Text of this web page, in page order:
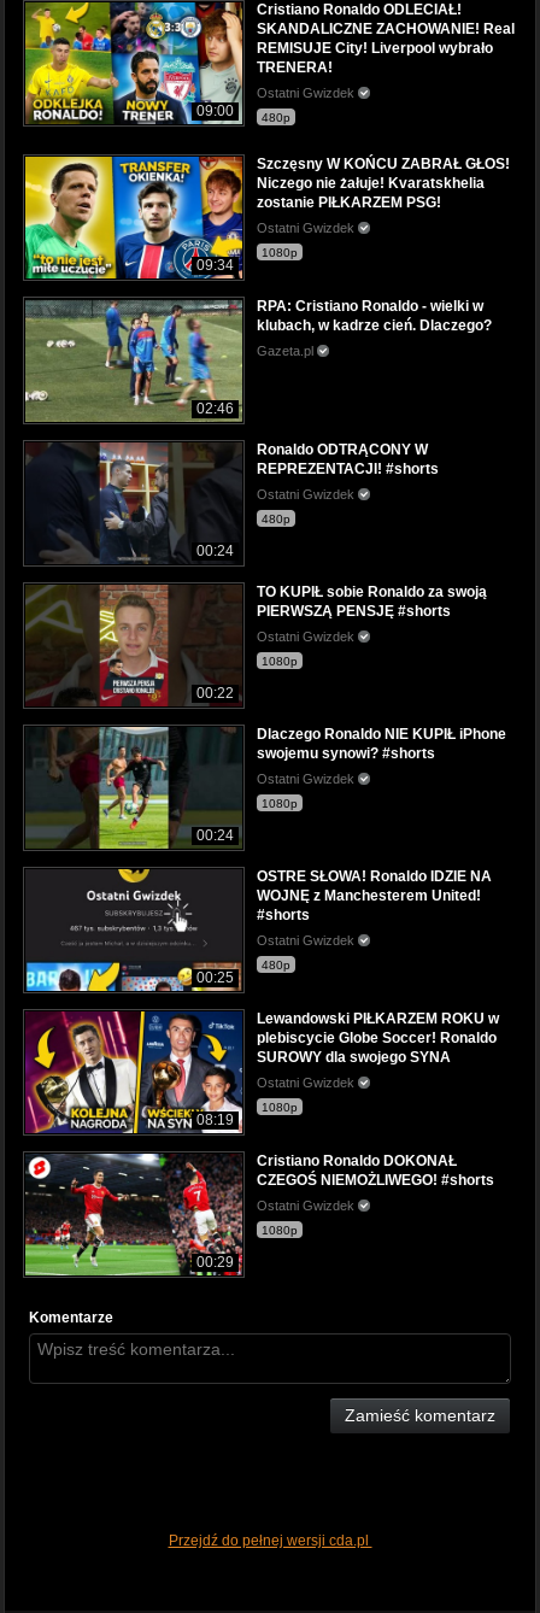
09:00
Cristiano Ronaldo ODLECIAŁ!
SKANDALICZNE ZACHOWANIE! Real
REMISUJE City! Liverpool wybrało
TRENERA!
Ostatni Gwizdek
480p
09:34
Szczęsny W KOŃCU ZABRAŁ GŁOS!
Niczego nie żałuje! Kvaratskhelia
zostanie PIŁKARZEM PSG!
Ostatni Gwizdek
1080p
02:46
RPA: Cristiano Ronaldo - wielki w
klubach, w kadrze cień. Dlaczego?
Gazeta.pl
00:24
Ronaldo ODTRĄCONY W
REPREZENTACJI! #shorts
Ostatni Gwizdek
480p
00:22
TO KUPIŁ sobie Ronaldo za swoją
PIERWSZĄ PENSJĘ #shorts
Ostatni Gwizdek
1080p
00:24
Dlaczego Ronaldo NIE KUPIŁ iPhone
swojemu synowi? #shorts
Ostatni Gwizdek
1080p
00:25
OSTRE SŁOWA! Ronaldo IDZIE NA
WOJNĘ z Manchesterem United!
#shorts
Ostatni Gwizdek
480p
08:19
Lewandowski PIŁKARZEM ROKU w
plebiscycie Globe Soccer! Ronaldo
SUROWY dla swojego SYNA
Ostatni Gwizdek
1080p
00:29
Cristiano Ronaldo DOKONAŁ
CZEGOŚ NIEMOŻLIWEGO! #shorts
Ostatni Gwizdek
1080p
Komentarze
Zamieść komentarz
Przejdź do pełnej wersji cda.pl